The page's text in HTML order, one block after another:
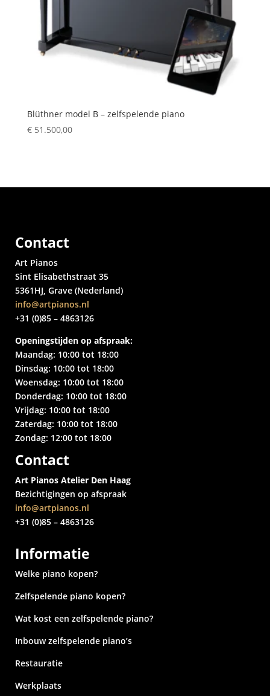
Blüthner model B – zelfspelende piano
€51.500,00
Contact
Art Pianos
Sint Elisabethstraat 35
5361HJ, Grave (Nederland)
info@artpianos.nl
+31 (0)85 – 4863126
Openingstijden op afspraak:
Maandag: 10:00 tot 18:00
Dinsdag: 10:00 tot 18:00
Woensdag: 10:00 tot 18:00
Donderdag: 10:00 tot 18:00
Vrijdag: 10:00 tot 18:00
Zaterdag: 10:00 tot 18:00
Zondag: 12:00 tot 18:00
Contact
Art Pianos Atelier Den Haag
Bezichtigingen op afspraak
info@artpianos.nl
+31 (0)85 – 4863126
Informatie
Welke piano kopen?
Zelfspelende piano kopen?
Wat kost een zelfspelende piano?
Inbouw zelfspelende piano’s
Restauratie
Werkplaats